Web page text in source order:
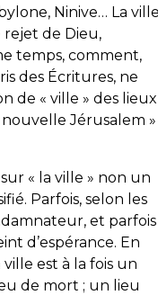
Ninive… La
rejet de Dieu,
temps, comment,
des Écritures, ne
de « ville » des lieux
Jérusalem »
« la ville » non un
Parfois, selon les
et parfois
d’espérance. En
est à la fois un
de mort ; un lieu